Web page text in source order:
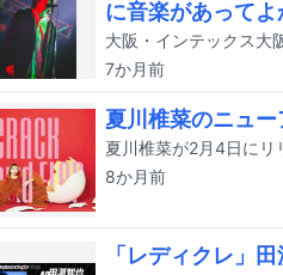
に音楽があってよ
7か月前
夏川椎菜のニュ
8か月前
「レディクレ」